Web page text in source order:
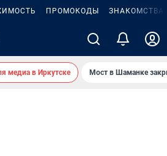
ПРОМОКОДЫ ЗНАКОМСТВА
медиа в Иркутске Мост в Шаманке